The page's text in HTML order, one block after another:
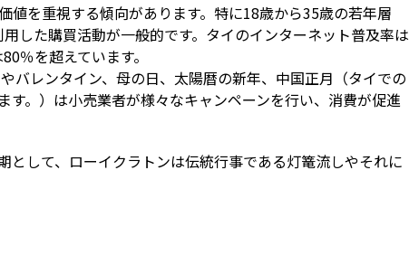
を重視する傾向があります。特に18歳から35歳の若年層
した購買活動が一般的です。タイのインターネット普及率は
％を超えています。
バレンタイン、母の日、太陽暦の新年、中国正月（タイでの
す。）は小売業者が様々なキャンペーンを行い、消費が促進
して、ローイクラトンは伝統行事である灯篭流しやそれに